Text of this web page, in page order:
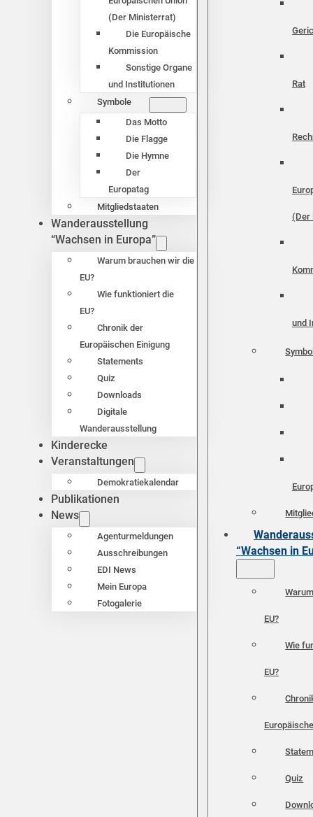
(Der Ministerrat)
Die Europäische
Kommission
Sonstige Organe
und Institutionen
Symbole
Das Motto
Die Flagge
Die Hymne
Der
Europatag
Mitgliedstaaten
Wanderausstellung
“Wachsen in Europa”
Warum brauchen wir die
EU?
Wie funktioniert die
EU?
Chronik der
Europäischen Einigung
Statements
Quiz
Downloads
Digitale
Wanderausstellung
Kinderecke
Veranstaltungen
Demokratiekalendar
Publikationen
News
Agenturmeldungen
Ausschreibungen
EDI News
Mein Europa
Fotogalerie
Rat
(Der
und
“Wachsen in
EU?
Wie
EU?
Quiz